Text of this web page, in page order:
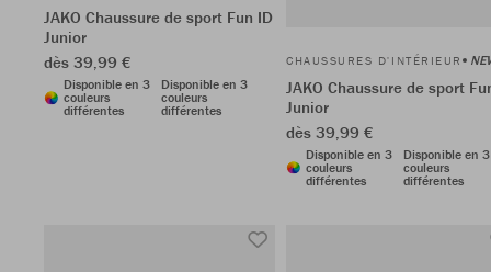
JAKO Chaussure de sport Fun ID
Junior
dès 39,99 €
Disponible en 3
couleurs
différentes
Disponible en 3
couleurs
différentes
CHAUSSURES D'INTÉRIEUR
JAKO Chaussure de sport
Junior
dès 39,99 €
Disponible en 3
couleurs
différentes
Disponible en 3
couleurs
différentes